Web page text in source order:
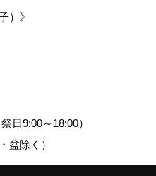
）》
祭日9:00～18:00）
盆除く）